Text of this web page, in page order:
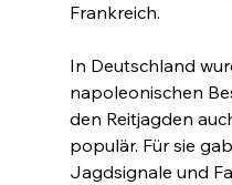
Frankreich.
In Deutschland
napoleonischen
den Reitjagden
populär. Für sie
Jagdsignale und